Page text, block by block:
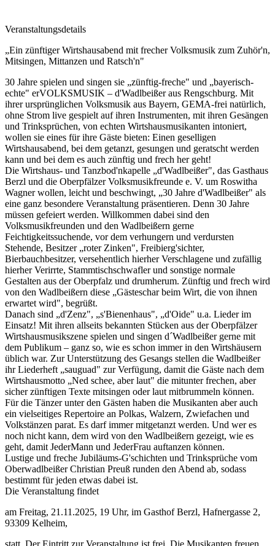
Veranstaltungsdetails
„Ein zünftiger Wirtshausabend mit frecher Volksmusik zum Zuhör'n,
Mitsingen, Mittanzen und Ratsch'n"
30 Jahre spielen und singen sie „zünftig-freche" und „bayerisch-
echte" erVOLKSMUSIK – d'Wadlbeißer aus Rengschburg. Mit
ihrer ursprünglichen Volksmusik aus Bayern, GEMA-frei natürlich,
ohne Strom live gespielt auf ihren Instrumenten, mit ihren Gesängen
und Trinksprüchen, von echten Wirtshausmusikanten intoniert,
wollen sie eines für ihre Gäste bieten: Einen geselligen
Wirtshausabend, bei dem getanzt, gesungen und geratscht werden
kann und bei dem es auch zünftig und frech her geht!
Die Wirtshaus- und Tanzbod'nkapelle „d'Wadlbeißer", das Gasthaus
Berzl und die Oberpfälzer Volksmusikfreunde e. V. um Roswitha
Wagner wollen, leicht und beschwingt, „30 Jahre d'Wadlbeißer" als
eine ganz besondere Veranstaltung präsentieren. Denn 30 Jahre
müssen gefeiert werden. Willkommen dabei sind den
Volksmusikfreunden und den Wadlbeißern gerne
Feichtigkeitssuchende, vor dem verhungern und verdursten
Stehende, Besitzer „roter Zinken", Freibierg'sichter,
Bierbauchbesitzer, versehentlich hierher Verschlagene und zufällig
hierher Verirrte, Stammtischschwafler und sonstige normale
Gestalten aus der Oberpfalz und drumherum. Zünftig und frech wird
von den Wadlbeißern diese „Gästeschar beim Wirt, die von ihnen
erwartet wird", begrüßt.
Danach sind „d'Zenz", „s'Bienenhaus", „d'Oide" u.a. Lieder im
Einsatz! Mit ihren allseits bekannten Stücken aus der Oberpfälzer
Wirtshausmusikszene spielen und singen d´Wadlbeißer gerne mit
dem Publikum – ganz so, wie es schon immer in den Wirtshäusern
üblich war. Zur Unterstützung des Gesangs stellen die Wadlbeißer
ihr Liederheft „sauguad" zur Verfügung, damit die Gäste nach dem
Wirtshausmotto „Ned schee, aber laut" die mitunter frechen, aber
sicher zünftigen Texte mitsingen oder laut mitbrummeln können.
Für die Tänzer unter den Gästen haben die Musikanten aber auch
ein vielseitiges Repertoire an Polkas, Walzern, Zwiefachen und
Volkstänzen parat. Es darf immer mitgetanzt werden. Und wer es
noch nicht kann, dem wird von den Wadlbeißern gezeigt, wie es
geht, damit JederMann und JederFrau auftanzen können.
Lustige und freche Jubiläums-G'schichten und Trinksprüche vom
Oberwadlbeißer Christian Preuß runden den Abend ab, sodass
bestimmt für jeden etwas dabei ist.
Die Veranstaltung findet
am Freitag, 21.11.2025, 19 Uhr, im Gasthof Berzl, Hafnergasse 2,
93309 Kelheim,
statt. Der Eintritt zur Veranstaltung ist frei. Die Musikanten freuen